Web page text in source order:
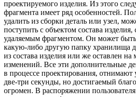
проектируемого изделия. Из этого
фрагмента имеет ряд особенностей.
удалить из сборки деталь или узел,
поступить с объектом состава изделия,
удаляемым фрагментом. Он может
какую-либо другую папку хранилища
из состава изделия или же оставлен на
изменений. Все эти дополнительные
в процессе проектирования, отнимают
две-три секунды, но достигаемый
огромен. В распоряжении пользователя